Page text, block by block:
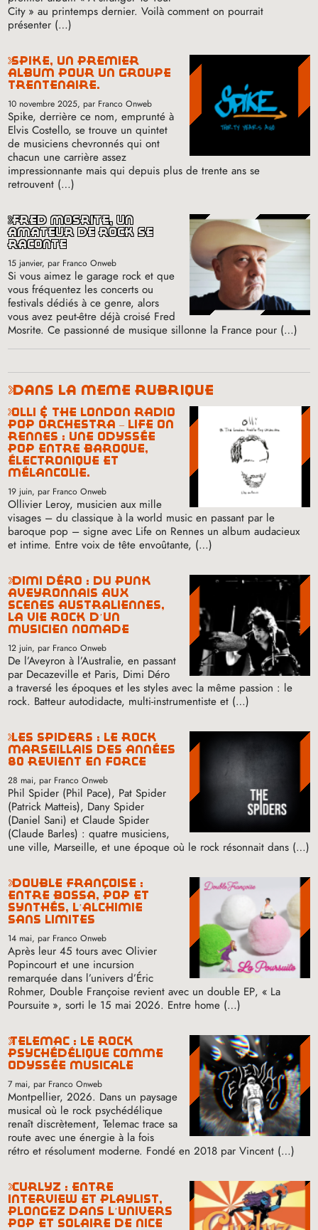
City » au printemps dernier. Voilà comment on pourrait
présenter (…)
spike, un premier
album pour un groupe
trentenaire.
10 novembre 2025, par Franco Onweb
Spike, derrière ce nom, emprunté à
Elvis Costello, se trouve un quintet
de musiciens chevronnés qui ont
chacun une carrière assez
impressionnante mais qui depuis plus de trente ans se
retrouvent (…)
fred mosrite, un
amateur de rock se
raconte
15 janvier, par Franco Onweb
Si vous aimez le garage rock et que
vous fréquentez les concerts ou
festivals dédiés à ce genre, alors
vous avez peut-être déjà croisé Fred
Mosrite. Ce passionné de musique sillonne la France pour (…)
dans la même rubrique
olli & the london radio
pop orchestra – life on
rennes : une odyssée
pop entre baroque,
électronique et
mélancolie.
19 juin, par Franco Onweb
Ollivier Leroy, musicien aux mille
visages – du classique à la world music en passant par le
baroque pop – signe avec Life on Rennes un album audacieux
et intime. Entre voix de tête envoûtante, (…)
dimi déro : du punk
aveyronnais aux
scènes australiennes,
la vie rock d’un
musicien nomade
12 juin, par Franco Onweb
De l’Aveyron à l’Australie, en passant
par Decazeville et Paris, Dimi Déro
a traversé les époques et les styles avec la même passion : le
rock. Batteur autodidacte, multi-instrumentiste et (…)
les spiders : le rock
marseillais des années
80 revient en force
28 mai, par Franco Onweb
Phil Spider (Phil Pace), Pat Spider
(Patrick Matteis), Dany Spider
(Daniel Sani) et Claude Spider
(Claude Barles) : quatre musiciens,
une ville, Marseille, et une époque où le rock résonnait dans (…)
double françoise :
entre bossa, pop et
synthés, l’alchimie
sans limites
14 mai, par Franco Onweb
Après leur 45 tours avec Olivier
Popincourt et une incursion
remarquée dans l’univers d’Éric
Rohmer, Double Françoise revient avec un double EP, « La
Poursuite », sorti le 15 mai 2026. Entre home (…)
telemac : le rock
psychédélique comme
odyssée musicale
7 mai, par Franco Onweb
Montpellier, 2026. Dans un paysage
musical où le rock psychédélique
renaît discrètement, Telemac trace sa
route avec une énergie à la fois
rétro et résolument moderne. Fondé en 2018 par Vincent (…)
curlyz : entre
interview et playlist,
plongez dans l’univers
pop et solaire de nice